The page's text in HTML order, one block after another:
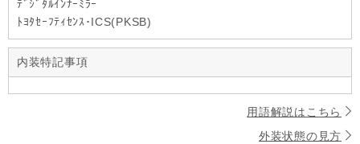
ﾃﾞｼﾞﾀﾙｲﾝﾅｰﾐﾗｰ
ﾄﾖﾀｾｰﾌﾃｨｾﾝｽ･ICS(PKSB)
内装特記事項
用語解説はこちら
外装状態の見方